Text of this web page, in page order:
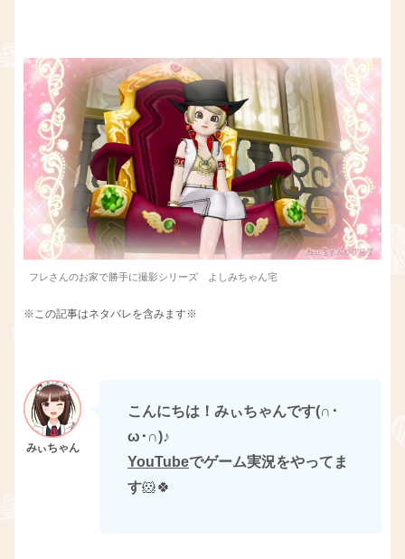
フレさんのお家で勝手に撮影シリーズ よしみちゃん宅
※この記事はネタバレを含みます※
こんにちは！みぃちゃんです(∩･
ω･∩)♪
YouTubeでゲーム実況をやってま
す🐹🍀